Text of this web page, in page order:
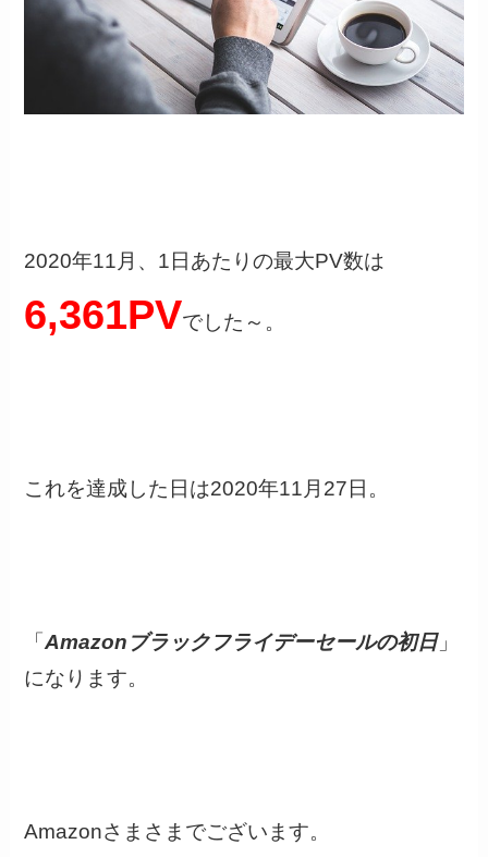
2020年11月、1日あたりの最大PV数は
6,361PVでした～。
これを達成した日は2020年11月27日。
「Amazonブラックフライデーセールの初日」
になります。
Amazonさまさまでございます。